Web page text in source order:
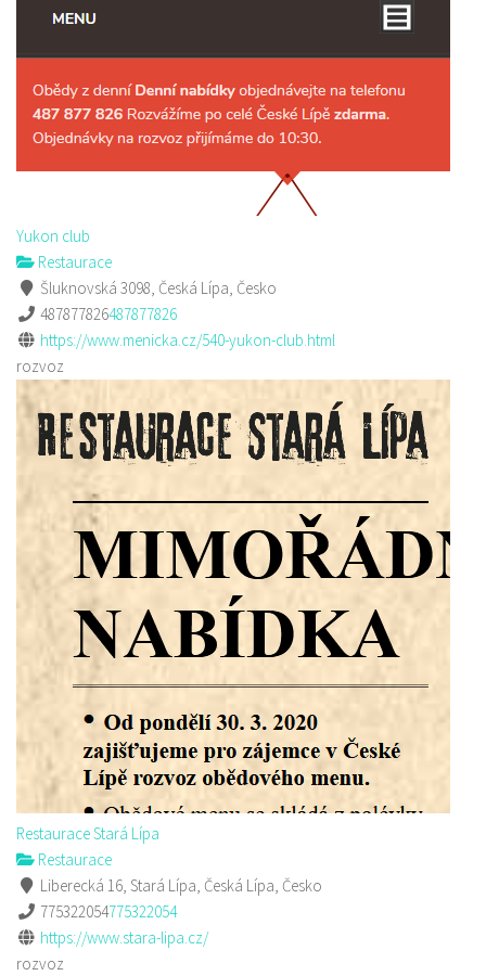
Yukon club
Restaurace
Šluknovská 3098, Česká Lípa, Česko
487877826487877826
https://www.menicka.cz/540-yukon-club.html
rozvoz
Restaurace Stará Lípa
Restaurace
Liberecká 16, Stará Lípa, Česká Lípa, Česko
775322054775322054
https://www.stara-lipa.cz/
rozvoz